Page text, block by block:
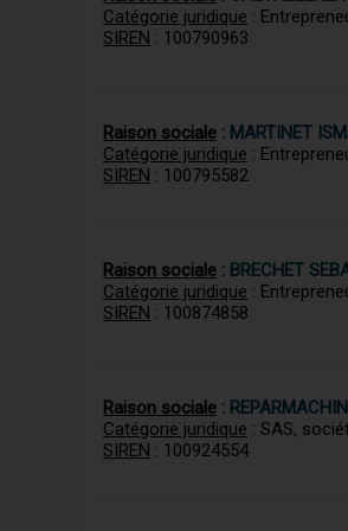
Catégorie juridique :
SIREN : 100790963
Raison sociale : MARTINET
Catégorie juridique :
SIREN : 100795582
Raison sociale : BRECHET
Catégorie juridique :
SIREN : 100874858
Raison sociale :
Catégorie juridique : SAS,
SIREN : 100924554